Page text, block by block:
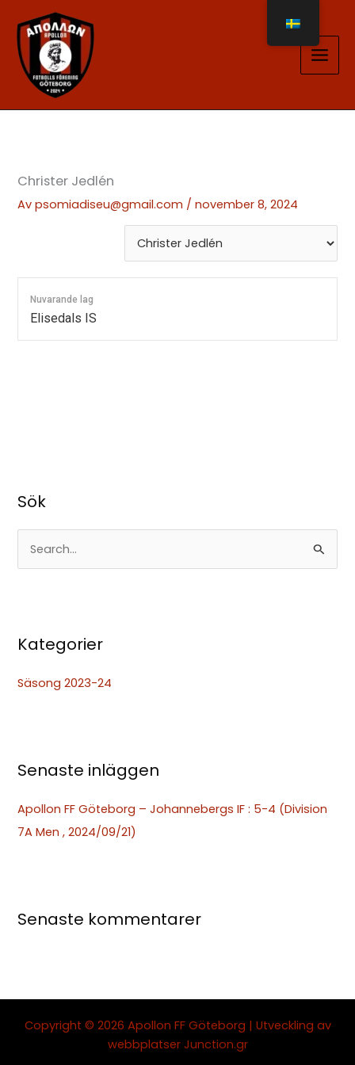
innehåll
Christer Jedlén
Avpsomiadiseu@gmail.com /november 8, 2024
Nuvarande lag
Elisedals IS
Sök
ö
f
e
Kategorier
Säsong 2023-24
Senaste inläggen
Apollon FF Göteborg – Johannebergs IF : 5-4 (Division
7A Men , 2024/09/21)
Senaste kommentarer
Copyright © 2026 Apollon FF Göteborg | Utveckling av
webbplatser Junction.gr